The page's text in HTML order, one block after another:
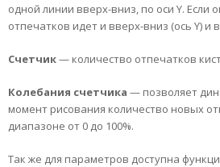
одной линии вверх-вниз, по оси Y.
отпечатков идет и вверх-вниз (ось Y) и
Счетчик— количество отпечатков
Колебания счетчика — позволяет
момент рисования количество новых
диапазоне от 0 до 100%.
Так же для параметров доступна